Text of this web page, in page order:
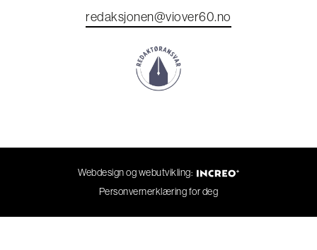
redaksjonen@viover60.no
Webdesign og webutvikling:
Personvernerklæring for deg